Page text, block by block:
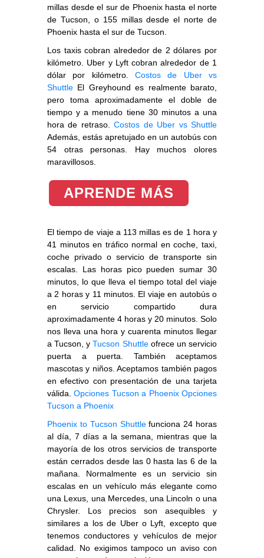
millas desde el sur de Phoenix hasta el norte
de Tucson, o 155 millas desde el norte de
Phoenix hasta el sur de Tucson.
Los taxis cobran alrededor de 2 dólares por
kilómetro. Uber y Lyft cobran alrededor de 1
dólar por kilómetro. Costos de Uber vs
Shuttle El Greyhound es realmente barato,
pero toma aproximadamente el doble de
tiempo y a menudo tiene 30 minutos a una
hora de retraso.Costos de Uber vs Shuttle
Además, estás apretujado en un autobús con
54 otras personas. Hay muchos olores
maravillosos.
APRENDE MÁS
El tiempo de viaje a 113 millas es de 1 hora y
41 minutos en tráfico normal en coche, taxi,
coche privado o servicio de transporte sin
escalas. Las horas pico pueden sumar 30
minutos, lo que lleva el tiempo total del viaje
a 2 horas y 11 minutos. El viaje en autobús o
en servicio compartido dura
aproximadamente 4 horas y 20 minutos. Solo
nos lleva una hora y cuarenta minutos llegar
a Tucson, yTucson Shuttleofrece un servicio
puerta a puerta. También aceptamos
mascotas y niños. Aceptamos también pagos
en efectivo con presentación de una tarjeta
válida.Opciones Tucson a Phoenix Opciones
Tucson a Phoenix
Phoenix to Tucson Shuttlefunciona 24 horas
al día, 7 días a la semana, mientras que la
mayoría de los otros servicios de transporte
están cerrados desde las 0 hasta las 6 de la
mañana. Normalmente es un servicio sin
escalas en un vehículo más elegante como
una Lexus, una Mercedes, una Lincoln o una
Chrysler. Los precios son asequibles y
similares a los de Uber o Lyft, excepto que
tenemos conductores y vehículos de mejor
calidad. No exigimos tampoco un aviso con